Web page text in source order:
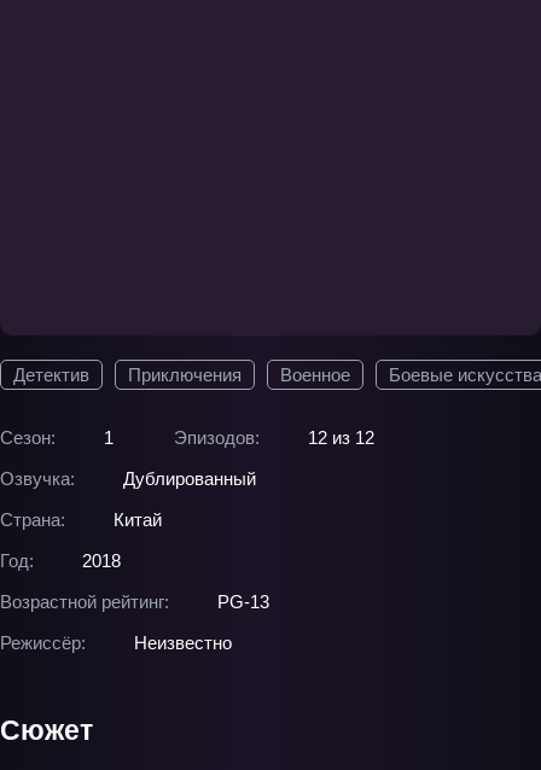
Детектив Приключения Военное Боевые искусства
Сезон: 1 Эпизодов:
12 из 12
Озвучка:
Дублированный
Страна:
Китай
Год:
2018
Возрастной рейтинг:
PG-13
Режиссёр:
Неизвестно
Сюжет